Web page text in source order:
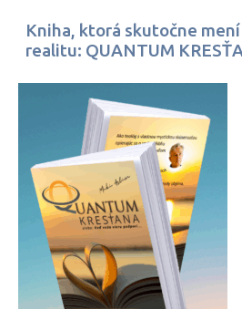
Kniha, ktorá skutočne
realitu: QUANTUM